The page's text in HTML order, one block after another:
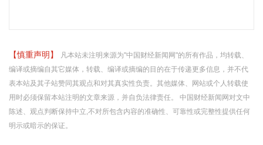
【慎重声明】
凡本站未注明来源为"中国财经新闻网"的所有作品，均转载、
编译或摘编自其它媒体，转载、编译或摘编的目的在于传递更多信息，并不代
表本站及其子站赞同其观点和对其真实性负责。其他媒体、网站或个人转载使
用时必须保留本站注明的文章来源，并自负法律责任。 中国财经新闻网对文中
陈述、观点判断保持中立,不对所包含内容的准确性、可靠性或完整性提供任何
明示或暗示的保证。